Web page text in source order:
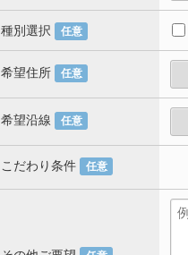
種別選択 任意
希望住所 任意
希望沿線 任意
こだわり条件 任意